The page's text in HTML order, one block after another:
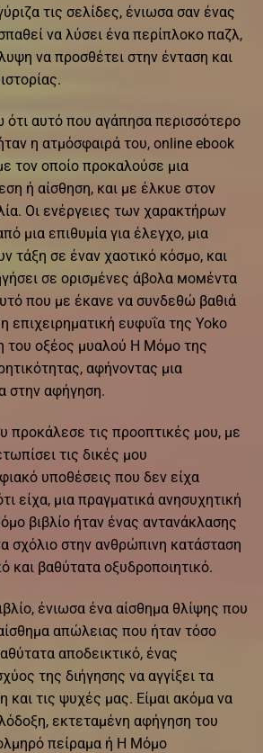
τις σελίδες, ένιωσα σαν ένας
να λύσει ένα περίπλοκο παζλ,
να προσθέτει στην ένταση και
ότι αυτό που αγάπησα περισσότερο
η ατμόσφαιρά του, online ebook
τον οποίο προκαλούσε μια
ή αίσθηση, και με έλκυε στον
Οι ενέργειες των χαρακτήρων
μια επιθυμία για έλεγχο, μια
τάξη σε έναν χαοτικό κόσμο, και
σε ορισμένες άβολα момέντα
που με έκανε να συνδεθώ βαθιά
επιχειρηματική ευφυΐα της Yoko
του οξέος μυαλού Η Μόμο της
αφήνοντας μια
στην αφήγηση.
προκάλεσε τις προοπτικές μου, με
τις δικές μου
υποθέσεις που δεν είχα
είχα, μια πραγματικά ανησυχητική
βιβλίο ήταν ένας αντανάκλασης
σχόλιο στην ανθρώπινη κατάσταση
και βαθύτατα οξυδροποιητικό.
ένιωσα ένα αίσθημα θλίψης που
απώλειας που ήταν τόσο
αποδεικτικό, ένας
της διήγησης να αγγίξει τα
και τις ψυχές μας. Είμαι ακόμα να
εκτεταμένη αφήγηση του
πείραμα ή Η Μόμο